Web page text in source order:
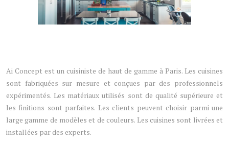
Ai Concept est un cuisiniste de haut de gamme à Paris. Les cuisines
sont fabriquées sur mesure et conçues par des professionnels
expérimentés. Les matériaux utilisés sont de qualité supérieure et
les finitions sont parfaites. Les clients peuvent choisir parmi une
large gamme de modèles et de couleurs. Les cuisines sont livrées et
installées par des experts.